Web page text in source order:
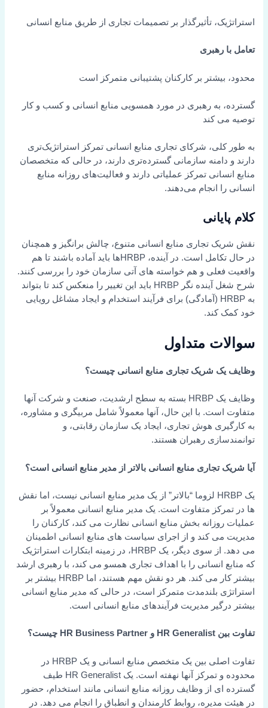
استراتژیک، تأثیرگذار بر تصمیمات تجاری از طریق منابع انسانی
تعامل با رهبری
محدود، بیشتر بر کارکنان پشتیبانی متمرکز است
گسترده، به رهبری در مورد همسویی منابع انسانی و کسب و کار
توصیه می کند
به طور کلی، شرکای تجاری منابع انسانی تمرکز استراتژیک‌تری
دارند و دامنه سازمانی گسترده‌تری دارند، در حالی که متخصصان
منابع انسانی تمرکز عملیاتی دارند و فعالیت‌های روزانه منابع
انسانی را انجام می‌دهند.
کلام پایانی
نقش شریک تجاری منابع انسانی متنوع، چالش برانگیز و همچنان
در حال تکامل است. در آینده، HRBPها باید آماده باشند تا هم
واقعیت فعلی و هم خواسته های آتی سازمان خود را بررسی کنند.
شرح شغل آینده نگر HRBP باید این تغییر را منعکس کند تا بتواند
به HRBP (آمادگی) برای فرآیند استخدام و ایجاد مشاغل رویایی
خود کمک کند.
سوالات متداول
وظایف یک شریک تجاری منابع انسانی چیست؟
وظایف یک HRBP بسته به سطح ارشدیت، صنعت و شرکت آنها
متفاوت است. با این حال، آنها معمولاً شامل مربیگری و مشاوره،
به کارگیری هوش تجاری، ایجاد یک سازمان رقابتی، و
توانمندسازی رهبران هستند.
آیا شریک تجاری منابع انسانی بالاتر از مدیر منابع انسانی است؟
یک HRBP لزوما “بالاتر” از یک مدیر منابع انسانی نیست، اما نقش
ها در تمرکز متفاوت است. یک مدیر منابع انسانی معمولاً بر
عملیات روزانه بخش منابع انسانی نظارت می کند، کارکنان را
مدیریت می کند و از اجرای سیاست های منابع انسانی اطمینان
می دهد. از سوی دیگر، یک HRBP، در زمینه ابتکارات استراتژیک
که منابع انسانی را با اهداف تجاری همسو می کند، با رهبری ارشد
بیشتر کار می کند. هر دو نقش مهم هستند، اما HRBP بیشتر بر
استراتژی بلندمدت متمرکز است، در حالی که مدیر منابع انسانی
بیشتر درگیر مدیریت فرآیندهای منابع انسانی است.
تفاوت بین HR Generalist و HR Business Partner چیست؟
تفاوت اصلی بین یک متخصص منابع انسانی و یک HRBP در
محدوده و تمرکز آنها نهفته است. یک HR Generalist طیف
گسترده ای از وظایف روزانه منابع انسانی مانند استخدام، حضور
در هیئت مدیره، روابط کارمندان و انطباق را انجام می دهد. در